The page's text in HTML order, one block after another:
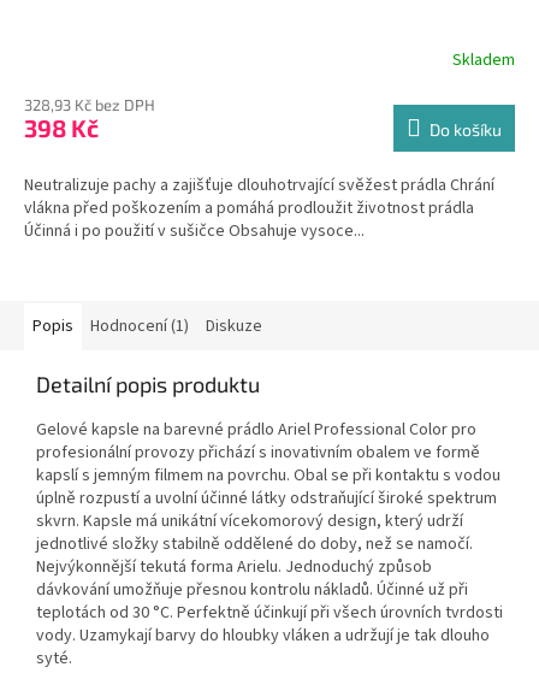
Skladem
328,93 Kč bez DPH
398 Kč Do košíku
Neutralizuje pachy a zajišťuje dlouhotrvající svěžest prádla Chrání
vlákna před poškozením a pomáhá prodloužit životnost prádla
Účinná i po použití v sušičce Obsahuje vysoce...
Popis Hodnocení (1) Diskuze
Detailní popis produktu
Gelové kapsle na barevné prádlo Ariel Professional Color pro
profesionální provozy přichází s inovativním obalem ve formě
kapslí s jemným filmem na povrchu. Obal se při kontaktu s vodou
úplně rozpustí a uvolní účinné látky odstraňující široké spektrum
skvrn. Kapsle má unikátní vícekomorový design, který udrží
jednotlivé složky stabilně oddělené do doby, než se namočí.
Nejvýkonnější tekutá forma Arielu. Jednoduchý způsob
dávkování umožňuje přesnou kontrolu nákladů. Účinné už při
teplotách od 30 °C. Perfektně účinkují při všech úrovních tvrdosti
vody. Uzamykají barvy do hloubky vláken a udržují je tak dlouho
syté.